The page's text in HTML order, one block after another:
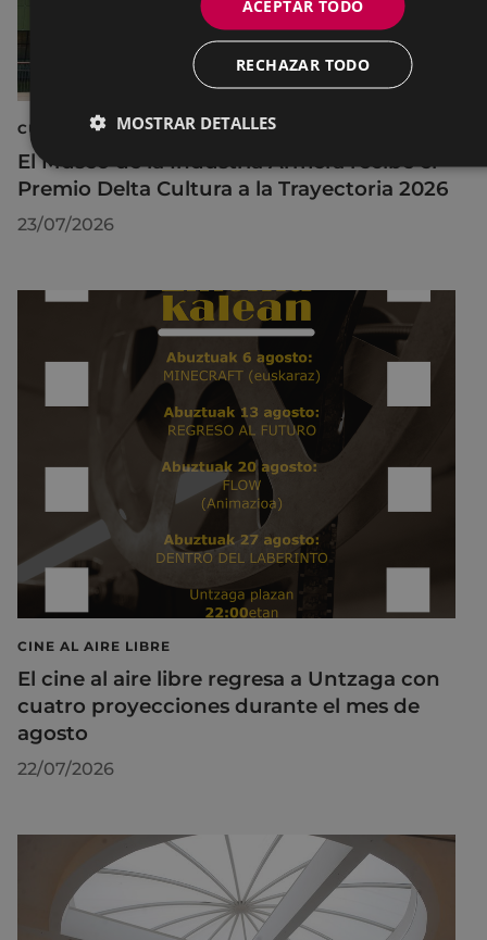
CULTURA
El Museo de la Industria Armera recibe el
Premio Delta Cultura a la Trayectoria 2026
23/07/2026
CINE AL AIRE LIBRE
El cine al aire libre regresa a Untzaga con
cuatro proyecciones durante el mes de
agosto
22/07/2026
ACEPTAR TODO
RECHAZAR TODO
MOSTRAR DETALLES